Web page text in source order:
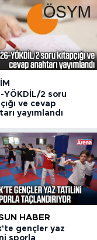
YÖKDİL/2 soru
ve cevap
yayımlandı
HABER
gençler yaz
sporla